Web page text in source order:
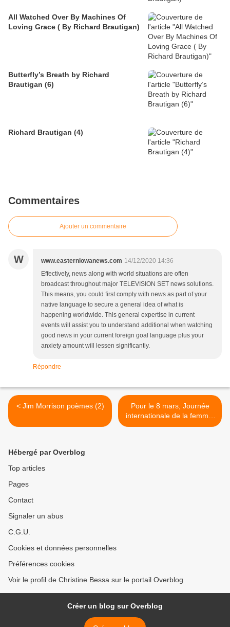
All Watched Over By Machines Of
Loving Grace ( By Richard Brautigan)
Butterfly’s Breath by Richard
Brautigan (6)
Richard Brautigan (4)
Commentaires
Ajouter un commentaire
W www.easterniowanews.com 14/12/2020 14:36
Effectively, news along with world situations are often
broadcast throughout major TELEVISION SET news solutions.
This means, you could first comply with news as part of your
native language to secure a general idea of what is
happening worldwide. This general expertise in current
events will assist you to understand additional when watching
good news in your current foreign goal language plus your
anxiety amount will lessen significantly.
Répondre
< Jim Morrison poèmes (2)
Pour le 8 mars, Journée
internationale de la femme,
" For the love of the world"
Hébergé par Overblog
Top articles
Pages
Contact
Signaler un abus
C.G.U.
Cookies et données personnelles
Préférences cookies
Voir le profil de Christine Bessa sur le portail Overblog
Créer un blog sur Overblog